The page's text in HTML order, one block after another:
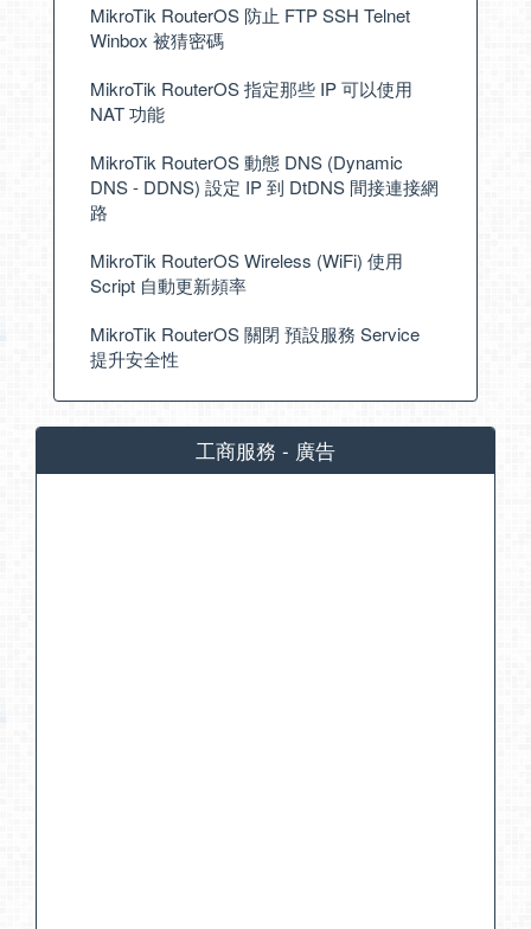
MikroTik RouterOS 防止 FTP SSH Telnet
Winbox 被猜密碼
MikroTik RouterOS 指定那些 IP 可以使用
NAT 功能
MikroTik RouterOS 動態 DNS (Dynamic
DNS - DDNS) 設定 IP 到 DtDNS 間接連接網
路
MikroTik RouterOS Wireless (WiFi) 使用
Script 自動更新頻率
MikroTik RouterOS 關閉 預設服務 Service
提升安全性
工商服務 - 廣告